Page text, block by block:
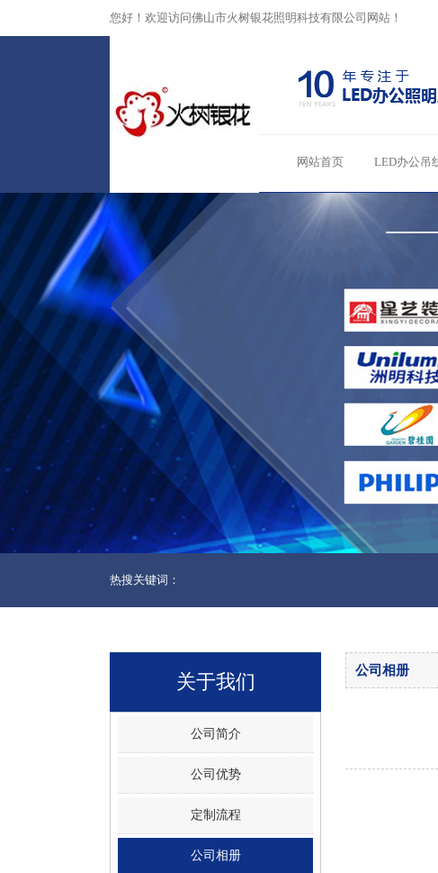
您好！欢迎访问佛山市火树银花照明科技有限公司网站！
网站首页 LED办公吊
热搜关键词：
关于我们
公司简介
公司优势
定制流程
公司相册
公司相册